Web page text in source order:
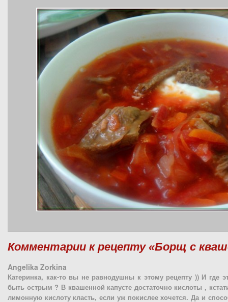
Комментарии к рецепту «Борщ с
Angelika Zorkina
Катеринка, как-то вы не равнодушны к этому рецепту )) И
быть острым ? В квашенной капусте достаточно кислоты ,
лимонную кислоту класть, если уж покислее хочется. Да и